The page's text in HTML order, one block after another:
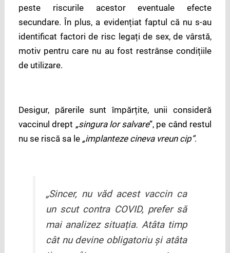
peste riscurile acestor eventuale efecte
secundare. În plus, a evidențiat faptul că nu s-au
identificat factori de risc legați de sex, de vârstă,
motiv pentru care nu au fost restrânse condițiile
de utilizare.
Desigur, părerile sunt împărțite, unii consideră
vaccinul drept „singura lor salvare”, pe când restul
nu se riscă sa le „implanteze cineva vreun cip”.
„Sincer, nu văd acest vaccin ca
un scut contra COVID, prefer să
mai analizez situația. Atâta timp
cât nu devine obligatoriu și atâta